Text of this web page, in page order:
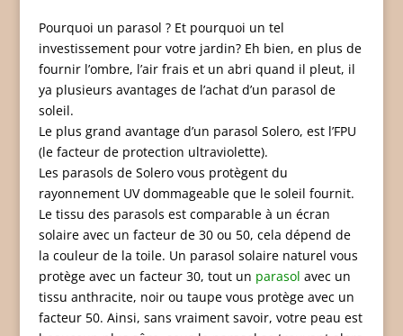
Pourquoi un parasol ? Et pourquoi un tel
investissement pour votre jardin? Eh bien, en plus de
fournir l’ombre, l’air frais et un abri quand il pleut, il
ya plusieurs avantages de l’achat d’un parasol de
soleil.
Le plus grand avantage d’un parasol Solero, est l’FPU
(le facteur de protection ultraviolette).
Les parasols de Solero vous protègent du
rayonnement UV dommageable que le soleil fournit.
Le tissu des parasols est comparable à un écran
solaire avec un facteur de 30 ou 50, cela dépend de
la couleur de la toile. Un parasol solaire naturel vous
protège avec un facteur 30, tout un parasol avec un
tissu anthracite, noir ou taupe vous protège avec un
facteur 50. Ainsi, sans vraiment savoir, votre peau est